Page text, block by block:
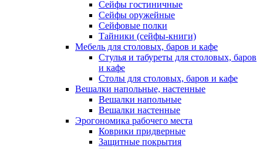
Сейфы гостиничные
Сейфы оружейные
Сейфовые полки
Тайники (сейфы-книги)
Мебель для столовых, баров и кафе
Стулья и табуреты для столовых, баров
и кафе
Столы для столовых, баров и кафе
Вешалки напольные, настенные
Вешалки напольные
Вешалки настенные
Эрогономика рабочего места
Коврики придверные
Защитные покрытия